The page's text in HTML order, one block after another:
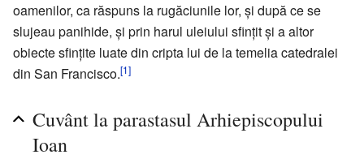
oamenilor, ca răspuns la rugăciunile lor, și după ce se
slujeau panihide, și prin harul uleiului sfințit și a altor
obiecte sfințite luate din cripta lui de la temelia catedralei
din San Francisco.[1]
Cuvânt la parastasul Arhiepiscopului
Ioan